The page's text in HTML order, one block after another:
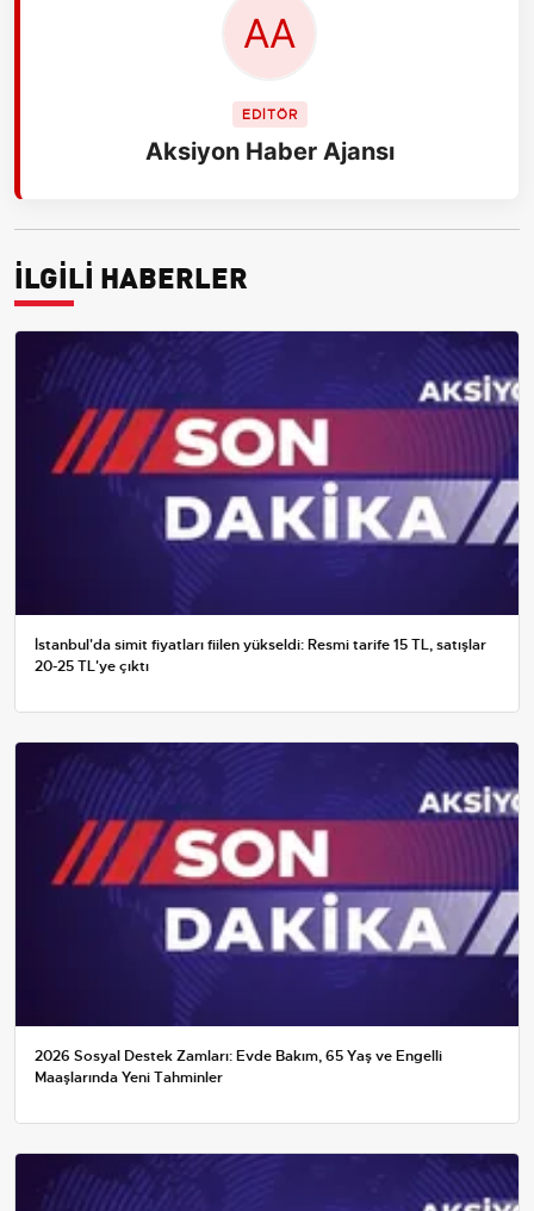
EDİTÖR
Aksiyon Haber Ajansı
İLGİLİ HABERLER
İstanbul'da simit fiyatları fiilen yükseldi: Resmi tarife 15 TL, satışlar
20-25 TL'ye çıktı
2026 Sosyal Destek Zamları: Evde Bakım, 65 Yaş ve Engelli
Maaşlarında Yeni Tahminler